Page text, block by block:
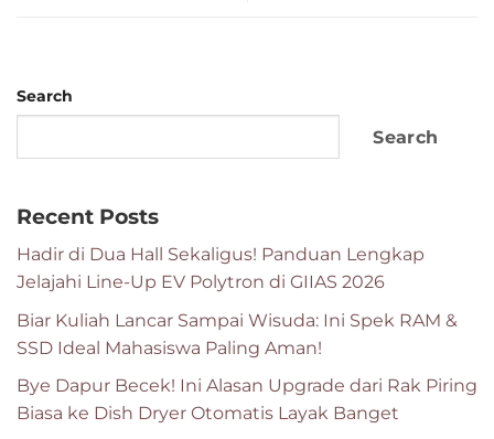
Search
Search
Recent Posts
Hadir di Dua Hall Sekaligus! Panduan Lengkap
Jelajahi Line-Up EV Polytron di GIIAS 2026
Biar Kuliah Lancar Sampai Wisuda: Ini Spek RAM &
SSD Ideal Mahasiswa Paling Aman!
Bye Dapur Becek! Ini Alasan Upgrade dari Rak Piring
Biasa ke Dish Dryer Otomatis Layak Banget